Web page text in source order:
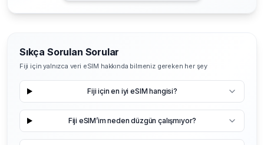
Sıkça Sorulan Sorular
Fiji için yalnızca veri eSIM hakkında bilmeniz gereken her şey
Fiji için en iyi eSIM hangisi?
Fiji eSIM’im neden düzgün çalışmıyor?